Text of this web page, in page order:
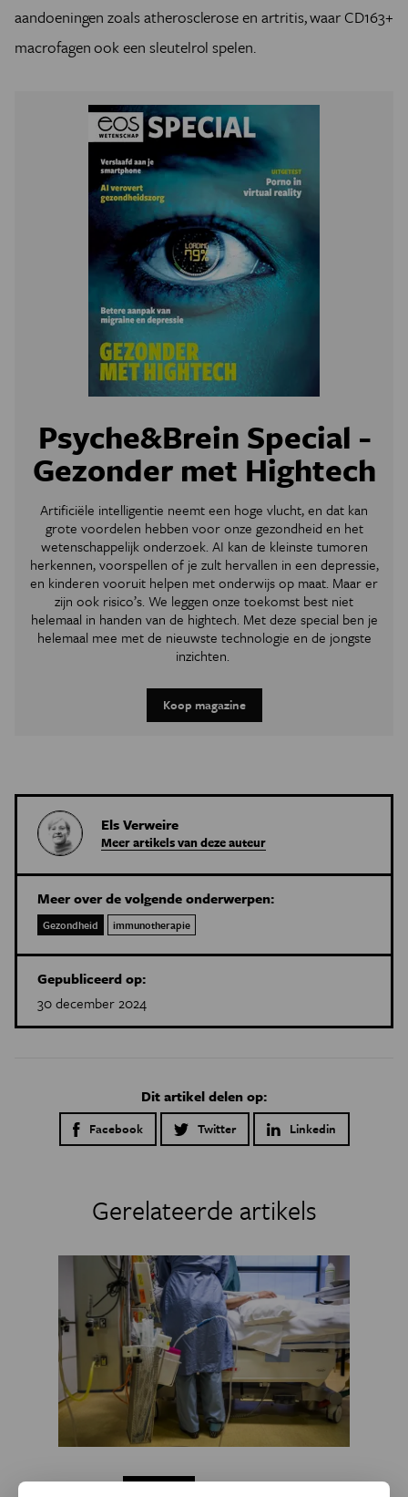
aandoeningen zoals atherosclerose en artritis, waar CD163+
macrofagen ook een sleutelrol spelen.
Psyche&Brein Special -
Gezonder met Hightech
Artificiële intelligentie neemt een hoge vlucht, en dat kan
grote voordelen hebben voor onze gezondheid en het
wetenschappelijk onderzoek. AI kan de kleinste tumoren
herkennen, voorspellen of je zult hervallen in een depressie,
en kinderen vooruit helpen met onderwijs op maat. Maar er
zijn ook risico’s. We leggen onze toekomst best niet
helemaal in handen van de hightech. Met deze special ben je
helemaal mee met de nieuwste technologie en de jongste
inzichten.
Koop magazine
Els Verweire
Meer artikels van deze auteur
Meer over de volgende onderwerpen:
Gezondheid immunotherapie
Gepubliceerd op:
30 december 2024
Dit artikel delen op:
Facebook Twitter Linkedin
Gerelateerde artikels
Gezondheid